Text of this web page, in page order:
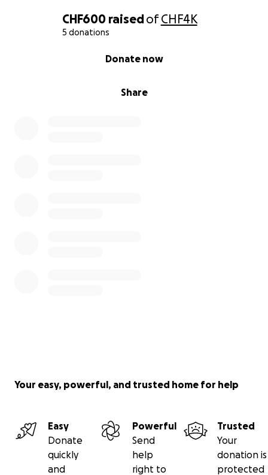
CHF600 raisedofCHF4K
5 donations
Share
Donate now
Your easy, powerful, and trusted home for help
Easy
Donate
quickly
and
Powerful
Send
help
right to
Trusted
Your
donation is
protected